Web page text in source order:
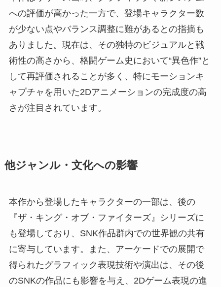
への評価が高かった一方で、登場キャラクター数
が少ない点やバランス調整に難があるとの指摘も
ありました。現在は、その独特のビジュアルと戦
術性の高さから、格闘ゲーム史において“異色作”と
して再評価されることが多く、特にモーションキ
ャプチャを用いた2Dアニメーションの完成度の高
さが注目されています。
他ジャンル・文化への影響
本作から登場したキャラクターの一部は、後の
『ザ・キング・オブ・ファイターズ』シリーズに
も登場しており、SNK作品群内での世界観の共有
に寄与しています。また、アーケードでの展開で
得られたグラフィック表現技術や演出は、その後
のSNKの作品にも影響を与え、2Dゲーム表現の進